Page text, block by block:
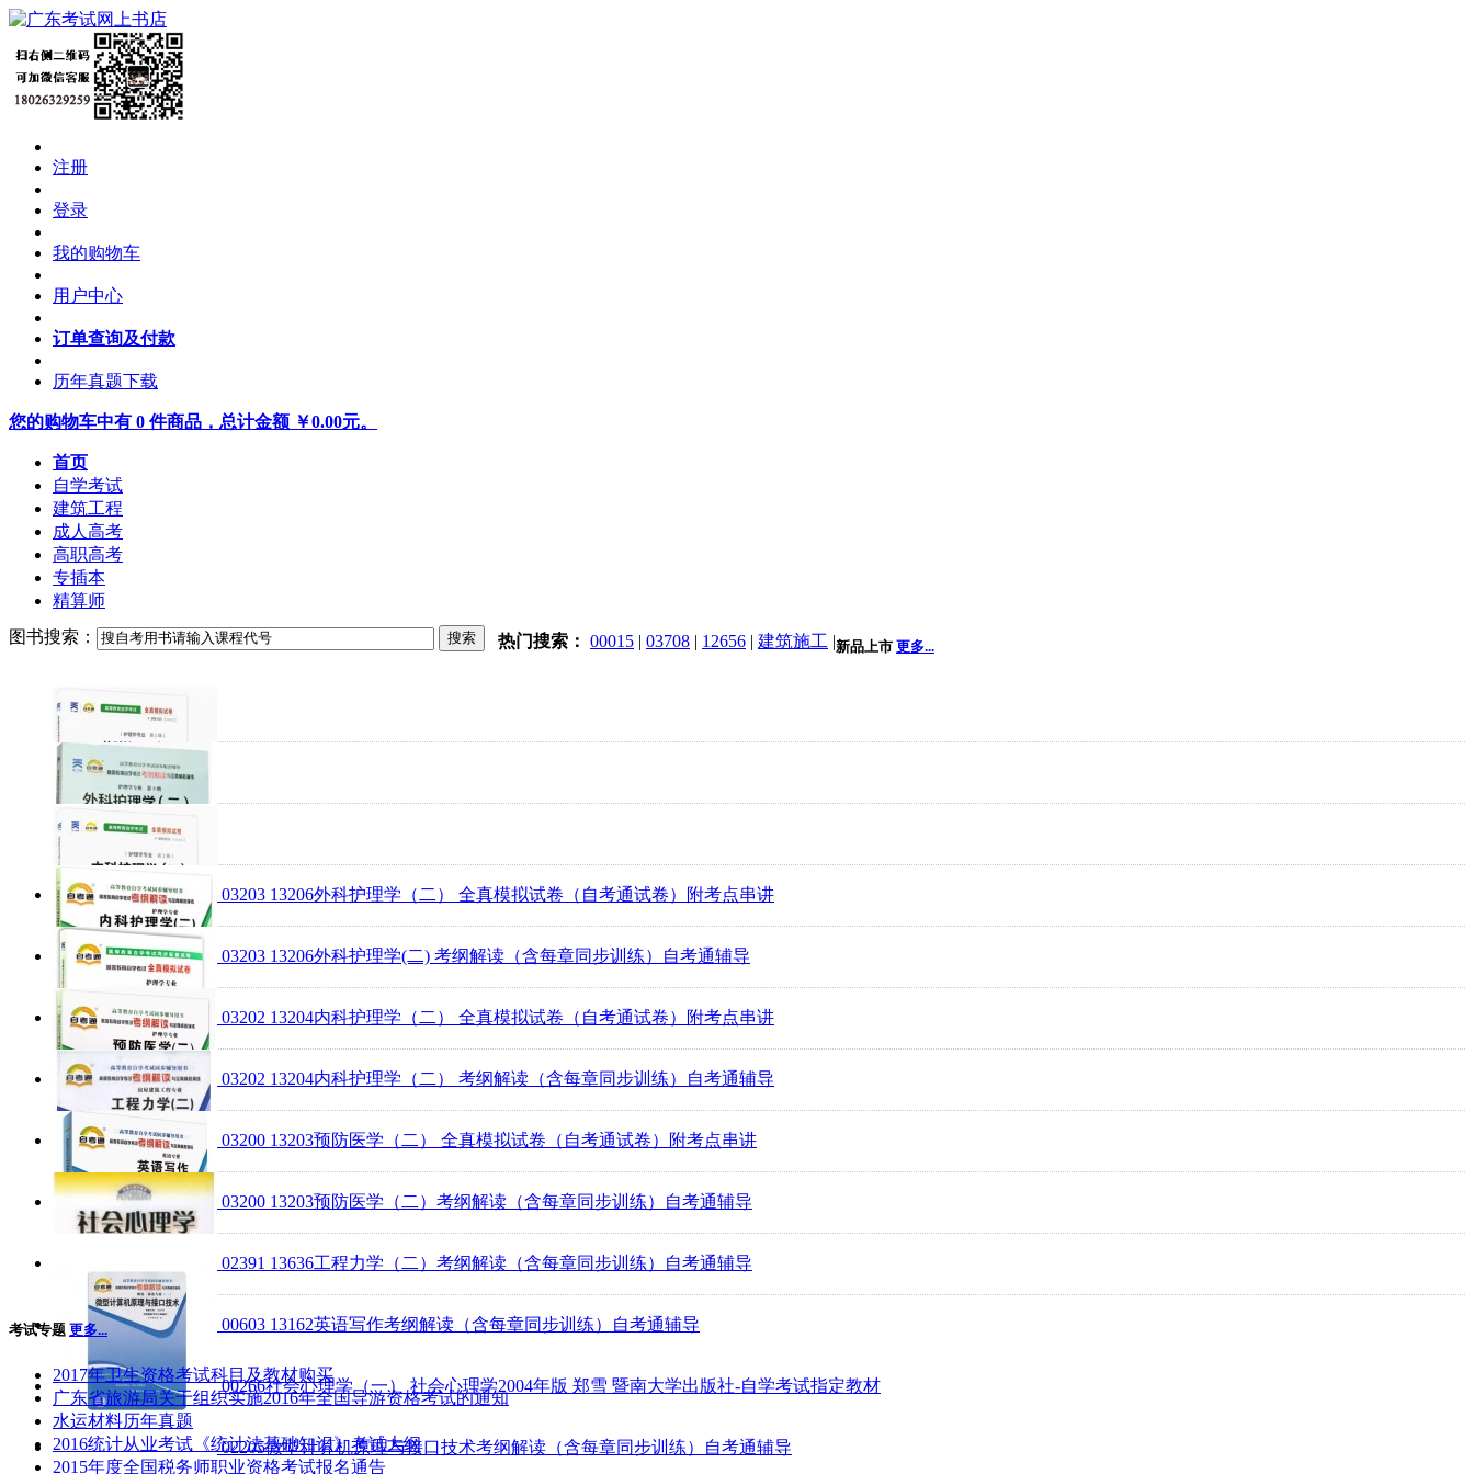
注册
登录
我的购物车
用户中心
订单查询及付款
历年真题下载
您的购物车中有 0 件商品，总计金额 ￥0.00元。
首页
自学考试
建筑工程
成人高考
高职高考
专插本
精算师
图书搜索：
热门搜索： 00015 | 03708 | 12656 | 建筑施工 |新品上市 更多...
03203 13206外科护理学（二） 全真模拟试卷（自考通试卷）附考点串讲
03203 13206外科护理学(二) 考纲解读（含每章同步训练）自考通辅导
03202 13204内科护理学（二） 全真模拟试卷（自考通试卷）附考点串讲
03202 13204内科护理学（二） 考纲解读（含每章同步训练）自考通辅导
03200 13203预防医学（二） 全真模拟试卷（自考通试卷）附考点串讲
03200 13203预防医学（二）考纲解读（含每章同步训练）自考通辅导
02391 13636工程力学（二）考纲解读（含每章同步训练）自考通辅导
00603 13162英语写作考纲解读（含每章同步训练）自考通辅导
00266社会心理学（一） 社会心理学2004年版 郑雪 暨南大学出版社-自学考试指定教材
02205微型计算机原理与接口技术考纲解读（含每章同步训练）自考通辅导
考试专题 更多...
2017年卫生资格考试科目及教材购买
广东省旅游局关于组织实施2016年全国导游资格考试的通知
水运材料历年真题
2016统计从业考试《统计法基础知识》考试大纲
2015年度全国税务师职业资格考试报名通告